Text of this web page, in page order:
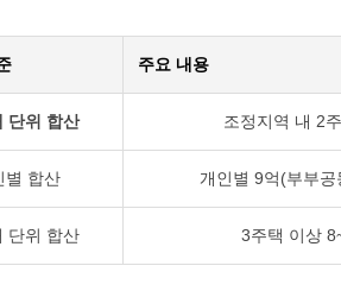
주요 내용
단위 합산 조정지역 내 2
별 합산 개인별 9억(부부
단위 합산 3주택 이상